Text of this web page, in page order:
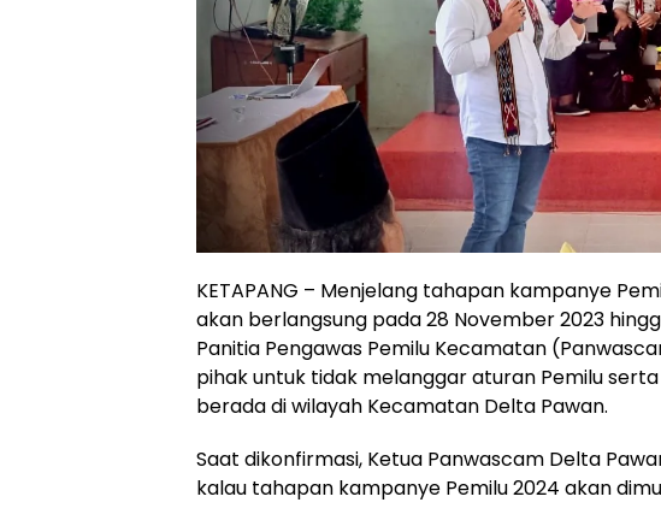
KETAPANG – Menjelang tahapan kampanye
akan berlangsung pada 28 November 2023
Panitia Pengawas Pemilu Kecamatan
pihak untuk tidak melanggar aturan Pemilu
berada di wilayah Kecamatan Delta Pawan.
Saat dikonfirmasi, Ketua Panwascam Delta
kalau tahapan kampanye Pemilu 2024 akan